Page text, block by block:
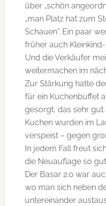
über „schön
„man Platz hat zum
Schauen“. Ein paar
früher auch
Und die Verkäufer
weitermachen im
Zur Stärkung hatte
für ein Kuchenbuffet
gesorgt, das sehr gut
Kuchen wurden im
verspeist – gegen
In jedem Fall freut
die Neuauflage so
Der Basar 2.0 war
wo man sich neben
untereinander